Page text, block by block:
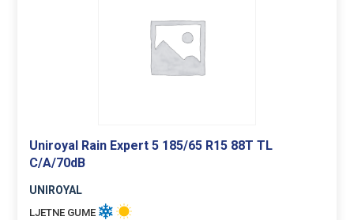
Uniroyal Rain Expert 5 185/65 R15 88T TL
C/A/70dB
UNIROYAL
LJETNE GUME